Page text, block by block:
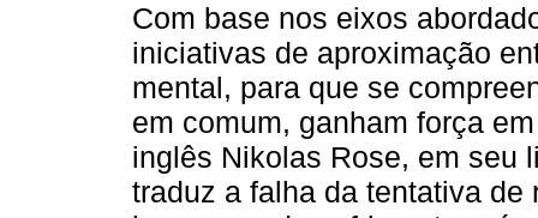
Com base nos eixos
iniciativas de aproximação
mental, para que se
em comum, ganham força
inglês Nikolas Rose, em seu
traduz a falha da tentativa